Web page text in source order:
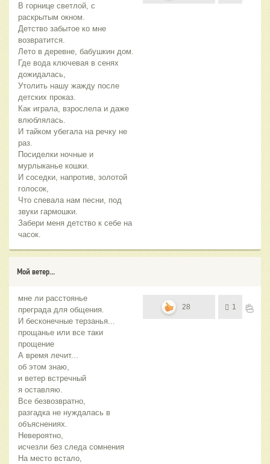
В горнице светлой, с
раскрытым окном.
Детство забытое ко мне
возвратится.
Лето в деревне, бабушкин дом.
Где вода ключевая в сенях
дожидалась,
Утолить нашу жажду после
детских проказ.
Как играла, взрослела и даже
влюблялась.
И тайком убегала на речку не
раз.
Посиделки ночные и
мурлыканье кошки.
И соседки, напротив, золотой
голосок,
Что спевала нам песни, под
звуки гармошки.
Забери меня детство к себе на
часок.
Мой ветер...
мне ли расстоянье
преграда для общения.
И бесконечные терзанья...
прощанье или все таки
прощение
А время лечит...
об этом знаю,
и ветер встречный
я оставляю.
Все безвозвратно,
разгадка не нуждалась в
объяснениях.
Невероятно,
исчезли без следа сомнения
На место встало,
28 1